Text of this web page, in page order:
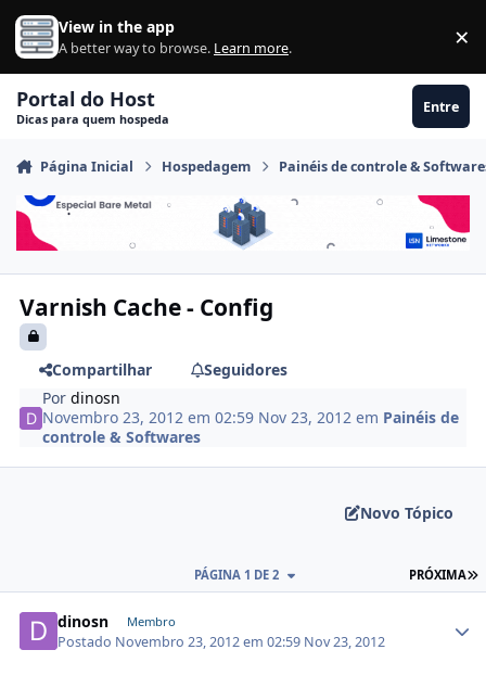
Ir para conteúdo
View in the app
A better way to browse. Learn more. ×
Portal do Host
Dicas para quem hospeda
Entre
Página Inicial Hospedagem Painéis de controle &
Varnish Cache - Config
Compartilhar
Seguidores
Pordinosn
Novembro 23, 2012 em 02:59 Nov 23, 2012 em Painéis de
controle & Softwares
Novo Tópico
PRÓXIMA
PÁGINA 1 DE 2
dinosn Membro
Postado Novembro 23, 2012 em 02:59 Nov 23, 2012